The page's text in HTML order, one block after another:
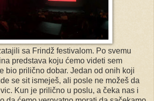
sa Frindž festivalom. Po svemu
predstava koju ćemo videti sem
bio prilično dobar. Jedan od onih koji
se sit ismeješ, ali posle ne možeš da
Kun je prilično u poslu, a čeka nas i